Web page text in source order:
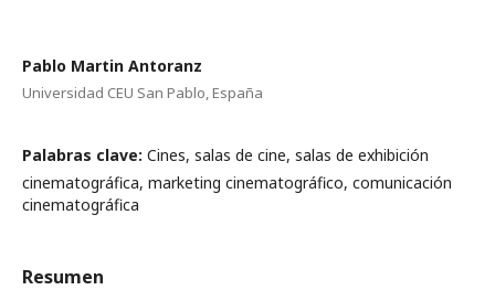
Pablo Martin Antoranz
Universidad CEU San Pablo, España
Palabras clave: Cines, salas de cine, salas de exhibición
cinematográfica, marketing cinematográfico, comunicación
cinematográfica
Resumen